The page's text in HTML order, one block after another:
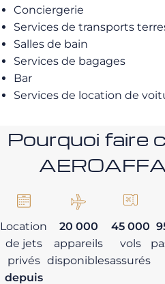
Conciergerie
Services de transports
Salles de bain
Services de bagages
Bar
Services de location de
Pourquoi faire
Location
de jets
privés
depuis
20 000
appareils
disponibles
45 000
vols
assurés